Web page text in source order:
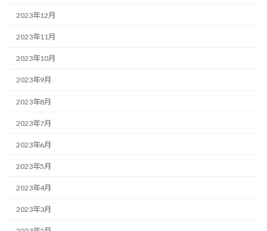
2023年12月
2023年11月
2023年10月
2023年9月
2023年8月
2023年7月
2023年6月
2023年5月
2023年4月
2023年3月